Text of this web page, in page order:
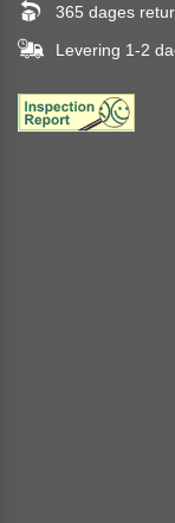
365 dages
Levering 1-2